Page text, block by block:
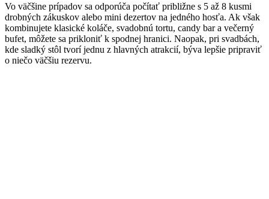
Vo väčšine prípadov sa odporúča počítať približne s 5 až 8 kusmi
drobných zákuskov alebo mini dezertov na jedného hosťa. Ak však
kombinujete klasické koláče, svadobnú tortu, candy bar a večerný
bufet, môžete sa prikloniť k spodnej hranici. Naopak, pri svadbách,
kde sladký stôl tvorí jednu z hlavných atrakcií, býva lepšie pripraviť
o niečo väčšiu rezervu.